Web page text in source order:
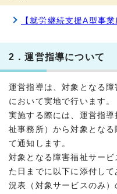
【就労継続支援A型事
2．運営指導について
運営指導は、対象となる
において実地で行います。
実施する際には、運営指
祉事務所）から対象とな
て通知します。
対象となる障害福祉サー
た日までに以下に添付し
況表（対象サービスのみ）